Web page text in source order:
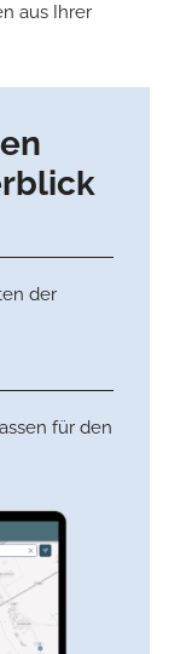
aus Ihrer
der
für den